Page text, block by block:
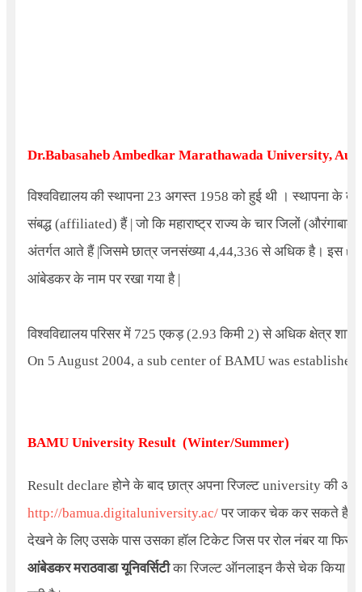
Dr.Babasaheb Ambedkar Marathawada University,
विश्वविद्यालय की स्थापना 23 अगस्त 1958 को हुई थी । स्थापना के
संबद्ध (affiliated)हैं |जो कि महाराष्ट्र राज्य के चार जिलों (औरंगाबाद
अंतर्गत आते हैं |जिसमे छात्र जनसंख्या 4,44,336 से अधिक है। इस
आंबेडकर के नाम पर रखा गया है |
विश्वविद्यालय परिसर में 725एकड़ (2.93किमी 2)से अधिक क्षेत्र
On 5 August 2004, a sub center of BAMU was established
BAMU University Result (Winter/Summer)
Result declare होने के बाद छात्र अपना रिजल्ट university की
http://bamua.digitaluniversity.ac/पर जाकर चेक कर सकते है |
देखने के लिए उसके पास उसका हॉल टिकेट जिस पर रोल नंबर या फिर
आंबेडकर मराठवाडा यूनिवर्सिटीका रिजल्ट ऑनलाइन कैसे चेक किया